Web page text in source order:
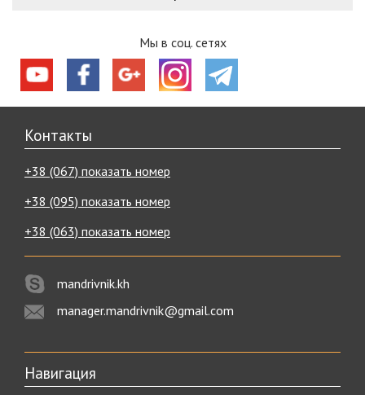
Мы в соц. сетях
Контакты
+38 (067) показать номер
+38 (095) показать номер
+38 (063) показать номер
mandrivnik.kh
manager.mandrivnik@gmail.com
Навигация